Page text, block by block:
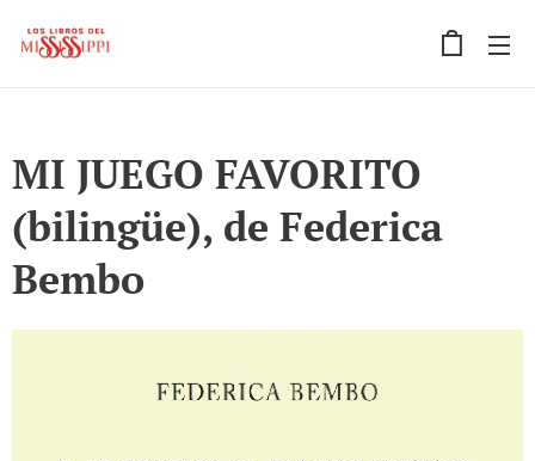
MI JUEGO FAVORITO
(bilingüe), de Federica
Bembo